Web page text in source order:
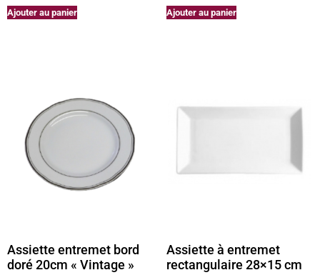
Ajouter au panier Ajouter au panier
Assiette entremet bord
doré 20cm « Vintage »
Assiette à entremet
rectangulaire 28×15 cm